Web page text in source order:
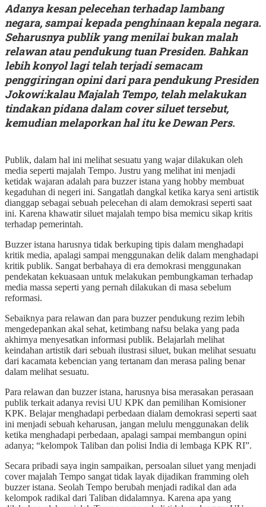
Adanya kesan pelecehan terhadap lambang
negara, sampai kepada penghinaan kepala negara.
Seharusnya publik yang menilai bukan malah
relawan atau pendukung tuan Presiden. Bahkan
lebih konyol lagi telah terjadi semacam
penggiringan opini dari para pendukung Presiden
Jokowi:kalau Majalah Tempo, telah melakukan
tindakan pidana dalam cover siluet tersebut,
kemudian melaporkan hal itu ke Dewan Pers.
Publik, dalam hal ini melihat sesuatu yang wajar dilakukan oleh
media seperti majalah Tempo. Justru yang melihat ini menjadi
ketidak wajaran adalah para buzzer istana yang hobby membuat
kegaduhan di negeri ini. Sangatlah dangkal ketika karya seni artistik
dianggap sebagai sebuah pelecehan di alam demokrasi seperti saat
ini. Karena khawatir siluet majalah tempo bisa memicu sikap kritis
terhadap pemerintah.
Buzzer istana harusnya tidak berkuping tipis dalam menghadapi
kritik media, apalagi sampai menggunakan delik dalam menghadapi
kritik publik. Sangat berbahaya di era demokrasi menggunakan
pendekatan kekuasaan untuk melakukan pembungkaman terhadap
media massa seperti yang pernah dilakukan di masa sebelum
reformasi.
Sebaiknya para relawan dan para buzzer pendukung rezim lebih
mengedepankan akal sehat, ketimbang nafsu belaka yang pada
akhirnya menyesatkan informasi publik. Belajarlah melihat
keindahan artistik dari sebuah ilustrasi siluet, bukan melihat sesuatu
dari kacamata kebencian yang tertanam dan merasa paling benar
dalam melihat sesuatu.
Para relawan dan buzzer istana, harusnya bisa merasakan perasaan
publik terkait adanya revisi UU KPK dan pemilihan Komisioner
KPK. Belajar menghadapi perbedaan dialam demokrasi seperti saat
ini menjadi sebuah keharusan, jangan melulu menggunakan delik
ketika menghadapi perbedaan, apalagi sampai membangun opini
adanya; “kelompok Taliban dan polisi India di lembaga KPK RI”.
Secara pribadi saya ingin sampaikan, persoalan siluet yang menjadi
cover majalah Tempo sangat tidak layak dijadikan framming oleh
buzzer istana. Seolah Tempo berubah menjadi radikal dan ada
kelompok radikal dari Taliban didalamnya. Karena apa yang